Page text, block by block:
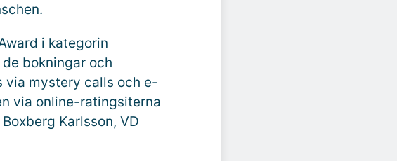
i kategorin
bokningar och
via mystery calls och e-
via online-ratingsiterna
Karlsson, VD